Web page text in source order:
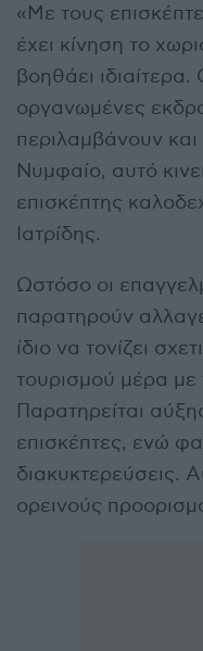
«Με τους
έχει κίνηση το
βοηθάει
οργανωμένες
περιλαμβάνουν
Νυμφαίο, αυτό
επισκέπτης
Ιατρίδης.
Ωστόσο οι
παρατηρούν
ίδιο να τονίζει
τουρισμού μέρα με
Παρατηρείται
επισκέπτες, ενώ
διακυκτερεύσεις.
ορεινούς